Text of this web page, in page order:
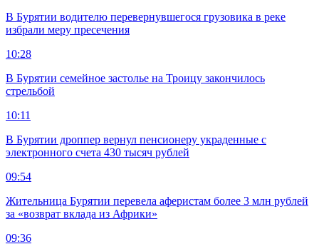
В Бурятии водителю перевернувшегося грузовика в реке
избрали меру пресечения
10:28
В Бурятии семейное застолье на Троицу закончилось
стрельбой
10:11
В Бурятии дроппер вернул пенсионеру украденные с
электронного счета 430 тысяч рублей
09:54
Жительница Бурятии перевела аферистам более 3 млн рублей
за «возврат вклада из Африки»
09:36